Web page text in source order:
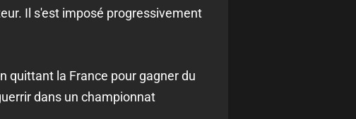
Il s'est imposé progressivement
quittant la France pour gagner du
dans un championnat